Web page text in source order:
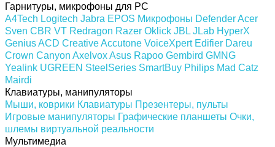
Гарнитуры, микрофоны для PC
A4Tech Logitech Jabra EPOS Микрофоны DefenderAcer
Sven CBR VT Redragon Razer Oklick JBL JLab HyperX
GeniusACD CreativeAccutone VoiceXpert Edifier Dareu
Crown Canyon AxelvoxAsus Rapoo Gembird GMNG
Yealink UGREEN SteelSeries SmartBuy Philips Mad Catz
Mairdi
Клавиатуры, манипуляторы
Мыши, коврики Клавиатуры Презентеры, пульты
Игровые манипуляторы Графические планшеты Очки,
шлемы виртуальной реальности
Мультимедиа